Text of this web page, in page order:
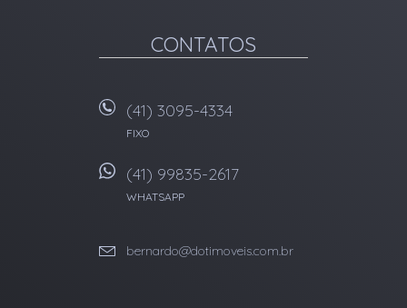
CONTATOS
(41) 3095-4334
FIXO
(41) 99835-2617
WHATSAPP
bernardo@dotimoveis.com.br